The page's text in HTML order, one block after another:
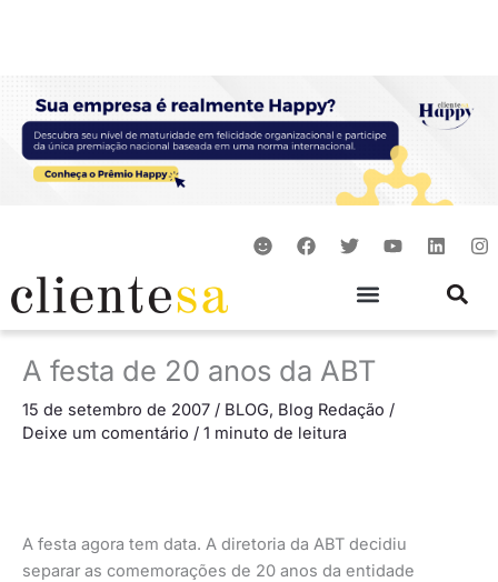
S
m
F
a
o
k
T
w
e
Y
o
b
L
i
d
I
n
g
A festa de 20 anos da ABT
15 de setembro de 2007 / BLOG, Blog Redação /
Deixe um comentário / 1 minuto de leitura
A festa agora tem data. A diretoria da ABT decidiu
separar as comemorações de 20 anos da entidade